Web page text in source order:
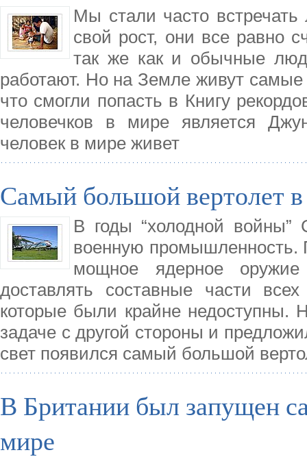
Мы стали часто
свой рост, они все равно
так же как и обычные
работают. Но на Земле живут
что смогли попасть в Книгу
человечков в мире является
человек в мире живет
Самый большой вертолет
В годы “холодной
военную промышленность.
мощное ядерное
доставлять составные части
которые были крайне
задаче с другой стороны и
свет появился самый большой
В Британии был запущен
мире